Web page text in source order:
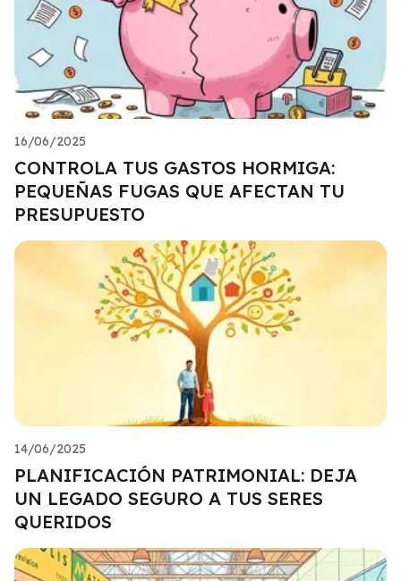
16/06/2025
CONTROLA TUS GASTOS HORMIGA:
PEQUEÑAS FUGAS QUE AFECTAN TU
PRESUPUESTO
14/06/2025
PLANIFICACIÓN PATRIMONIAL: DEJA
UN LEGADO SEGURO A TUS SERES
QUERIDOS